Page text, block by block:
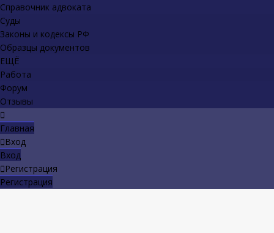
Справочник адвоката
Суды
Законы и кодексы РФ
Образцы документов
ЕЩЁ
Работа
Форум
Отзывы
Главная
Вход
Вход
Регистрация
Регистрация